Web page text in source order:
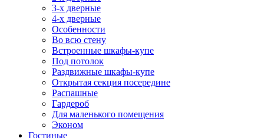
3-х дверные
4-х дверные
Особенности
Во всю стену
Встроенные шкафы-купе
Под потолок
Раздвижные шкафы-купе
Открытая секция посередине
Распашные
Гардероб
Для маленького помещения
Эконом
Гостиные